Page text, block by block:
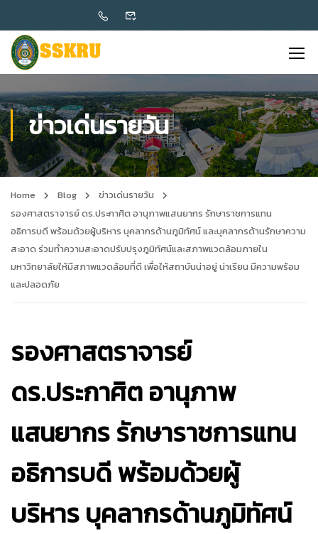
ข่าวเด่นรายวัน
Home Blog
ข่าวเด่นรายวัน
รองศาสตราจารย์ ดร.ประกาศิต อานุภาพแสนยากร รักษาราชการแทน
อธิการบดี พร้อมด้วยผู้บริหาร บุคลากรด้านภูมิทัศน์ และบุคลากรด้านรักษาความ
สะอาด ร่วมทำความสะอาดปรับปรุงภูมิทัศน์และสภาพแวดล้อมภายใน
มหาวิทยาลัยให้มีสภาพแวดล้อมที่ดี เพื่อให้สถาบันน่าอยู่ น่าเรียน มีความพร้อม
และปลอดภัย
รองศาสตราจารย์
ดร.ประกาศิต อานุภาพ
แสนยากร รักษาราชการแทน
อธิการบดี พร้อมด้วยผู้
บริหาร บุคลากรด้านภูมิทัศน์